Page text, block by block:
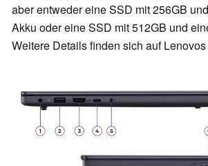
aber entweder eine SSD mit 256GB
Akku oder eine SSD mit 512GB und
Weitere Details finden sich auf